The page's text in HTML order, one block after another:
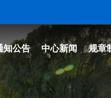
知公告 中心新闻 规章